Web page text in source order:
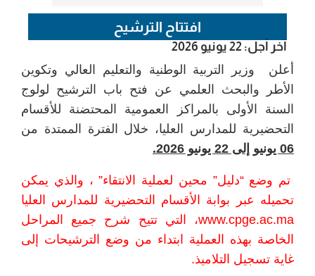
افتتاح الترشيح
آخر أجل: 22 يونيو 2026
أعلن وزير التربية الوطنية والتعليم العالي وتكوين
الأطر والبحث العلمي عن فتح باب الترشيح لولوج
السنة الأولى بالمراكز العمومية المحتضنة للأقسام
التحضيرية للمدارس العليا، خلال الفترة الممتدة من
06 يونيو إلى 22 يونيو 2026.
تم وضع “دليل” محين لعملية الانتقاء” ، والذي يمكن
تحميله عبر بوابة الأقسام التحضيرية للمدارس العليا
www.cpge.ac.ma، التي تتيح شرح جميع المراحل
الخاصة بهذه العملية ابتداء من وضع الترشيحات إلى
غاية تسجيل التلاميذ.